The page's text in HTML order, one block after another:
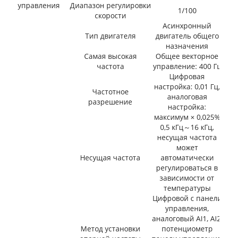
управления
Диапазон регулировки
скорости
1/100
Тип двигателя
Асинхронный
двигатель общего
назначения
Самая высокая
частота
Общее векторное
управление: 400 Гц
Частотное
разрешение
Цифровая
настройка: 0,01 Гц,
аналоговая
настройка:
максимум × 0,025%
Несущая частота
0,5 кГц～16 кГц,
несущая частота
может
автоматически
регулироваться в
зависимости от
температуры
Метод установки
Цифровой с панели
управления,
аналоговый AI1, AI2,
потенциометр